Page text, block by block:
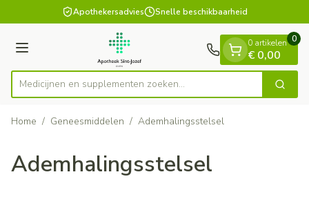
Ga naar de inhoudApothekersadvies Snelle beschikbaarheid
Menu
Product, merk, categorie...
Medicijnen en supplementen zoeken... Zoek
0 artikelen
€ 0,00
0
Home / Geneesmiddelen / Ademhalingsstelsel
Ademhalingsstelsel